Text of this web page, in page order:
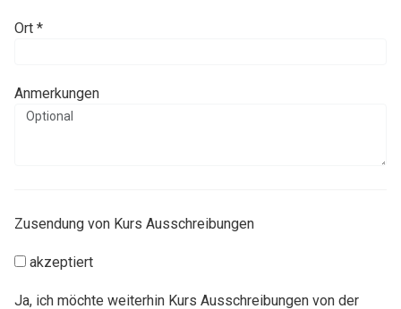
Ort *
Anmerkungen
Zusendung von Kurs Ausschreibungen
akzeptiert
Ja, ich möchte weiterhin Kurs Ausschreibungen von der